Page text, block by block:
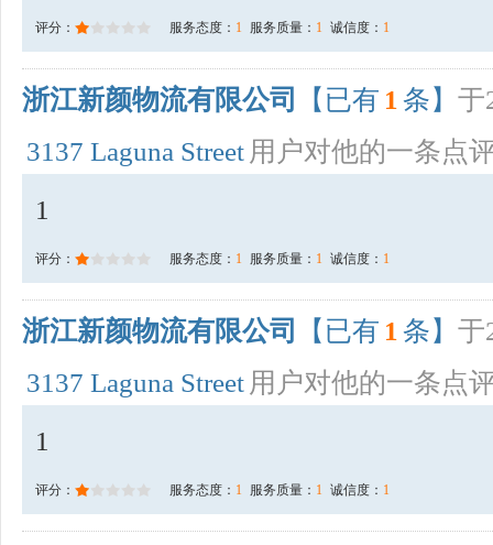
评分： 服务态度： 1 服务质量： 1 诚信度： 1
浙江新颜物流有限公司 【已有 1 条】 于
3137 Laguna Street 用户对他的一条点
1
评分： 服务态度： 1 服务质量： 1 诚信度： 1
浙江新颜物流有限公司 【已有 1 条】 于
3137 Laguna Street 用户对他的一条点
1
评分： 服务态度： 1 服务质量： 1 诚信度： 1